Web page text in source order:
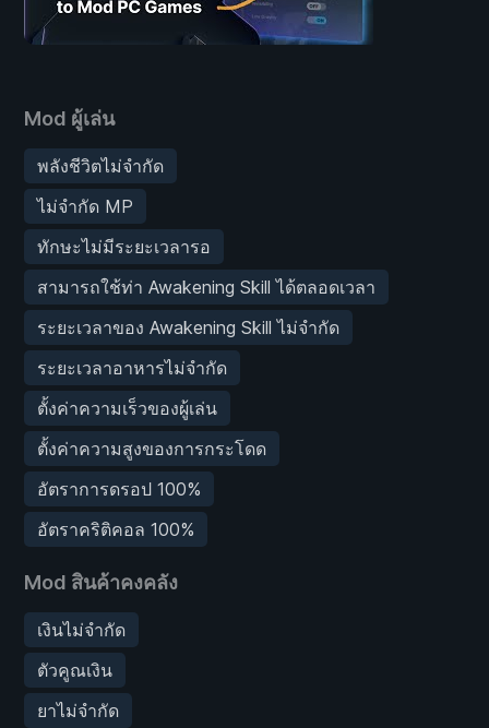
Mod ผู้เล่น
พลังชีวิตไม่จำกัด
ไม่จำกัด MP
ทักษะไม่มีระยะเวลารอ
สามารถใช้ท่า Awakening Skill ได้ตลอดเวลา
ระยะเวลาของ Awakening Skill ไม่จำกัด
ระยะเวลาอาหารไม่จำกัด
ตั้งค่าความเร็วของผู้เล่น
ตั้งค่าความสูงของการกระโดด
อัตราการดรอป 100%
อัตราคริติคอล 100%
Mod สินค้าคงคลัง
เงินไม่จำกัด
ตัวคูณเงิน
ยาไม่จำกัด